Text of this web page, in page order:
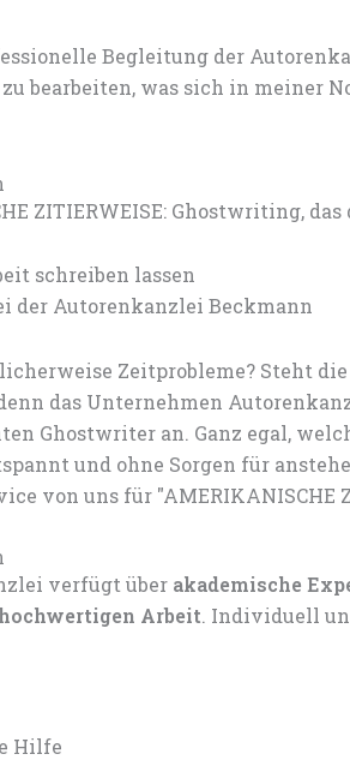
Begleitung der
bearbeiten, was sich in meiner
ZITIERWEISE: Ghostwriting,
der Autorenkanzlei Beckmann
Zeitprobleme? Steht
das Unternehmen
Ghostwriter an. Ganz egal,
und ohne Sorgen für
von uns für
verfügt über akademische
hochwertigen Arbeit. Individuell